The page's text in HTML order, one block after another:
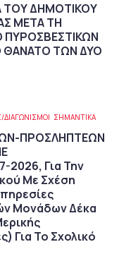
ΔΗΜΟΤΙΚΟΥ
ΜΕΤΑ ΤΗ
ΘΑΝΑΤΟ ΤΩΝ ΔΥΟ
ΔΙΑΓΩΝΙΣΜΟΊ ΣΗΜΑΝΤΙΚΆ
ΠΡΟΣΛΗΠΤΕΩΝ
2026, Για Την
Με Σχέση
Μονάδων Δέκα
Για Το Σχολικό